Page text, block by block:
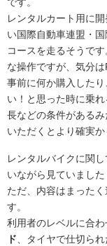
です。
レンタルカート用に
い国際自動車連盟・
コースを走るそうで
な操作ですが、気分
事前に何か購入した
い！と思った時に乗
長などの条件がある
いただくとより確実か
レンタルバイクに関
いながら見ていました
ただ、内容はまった
す。
利用者のレベルに合
ド、タイヤで仕切ら